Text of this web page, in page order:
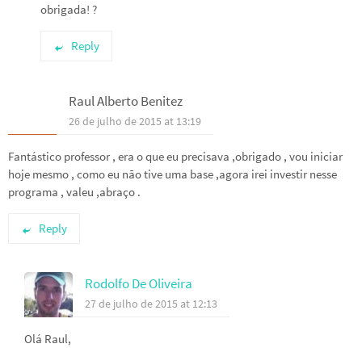
obrigada! ?
Reply
Raul Alberto Benitez
26 de julho de 2015 at 13:19
Fantástico professor , era o que eu precisava ,obrigado , vou iniciar
hoje mesmo , como eu não tive uma base ,agora irei investir nesse
programa , valeu ,abraço .
Reply
Rodolfo De Oliveira
27 de julho de 2015 at 12:13
Olá Raul,